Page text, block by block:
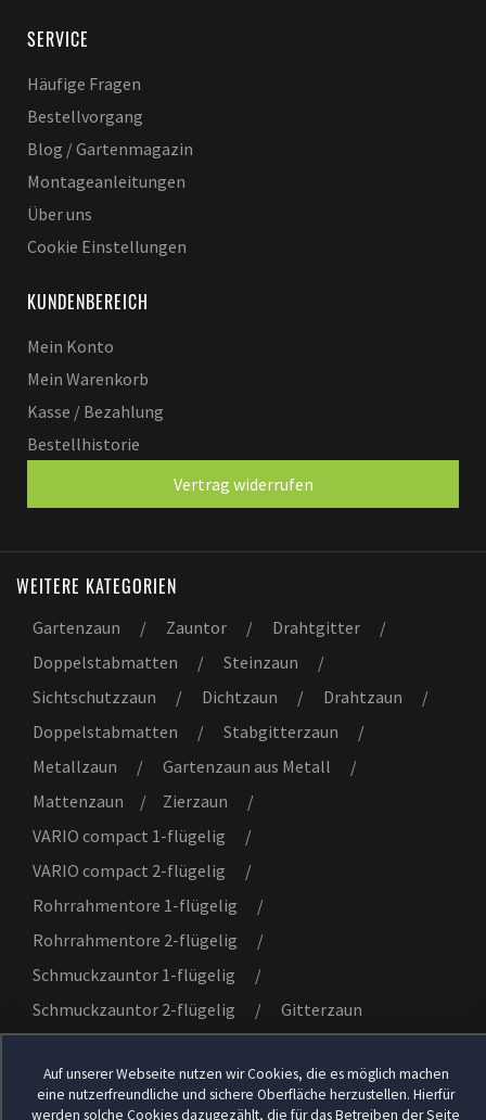
SERVICE
Häufige Fragen
Bestellvorgang
Blog / Gartenmagazin
Montageanleitungen
Über uns
Cookie Einstellungen
KUNDENBEREICH
Mein Konto
Mein Warenkorb
Kasse / Bezahlung
Bestellhistorie
Vertrag widerrufen
WEITERE KATEGORIEN
Gartenzaun / Zauntor / Drahtgitter
/
Doppelstabmatten
/ Steinzaun
/
Sichtschutzzaun
/ Dichtzaun / Drahtzaun
/
Doppelstabmatten
/ Stabgitterzaun
/
Metallzaun
/ Gartenzaun aus Metall
/
Mattenzaun
/ Zierzaun
/
VARIO compact 1-flügelig
/
VARIO compact 2-flügelig
/
Rohrrahmentore 1-flügelig
/
Rohrrahmentore 2-flügelig
/
Schmuckzauntor 1-flügelig
/
Schmuckzauntor 2-flügelig
/ Gitterzaun
© 2026EXXPERT Projekt GmbH. Alle Rechte
Auf unserer Webseite nutzen wir Cookies, die es möglich machen
eine nutzerfreundliche und sichere Oberfläche herzustellen. Hierfür
werden solche Cookies dazugezählt, die für das Betreiben der Seite